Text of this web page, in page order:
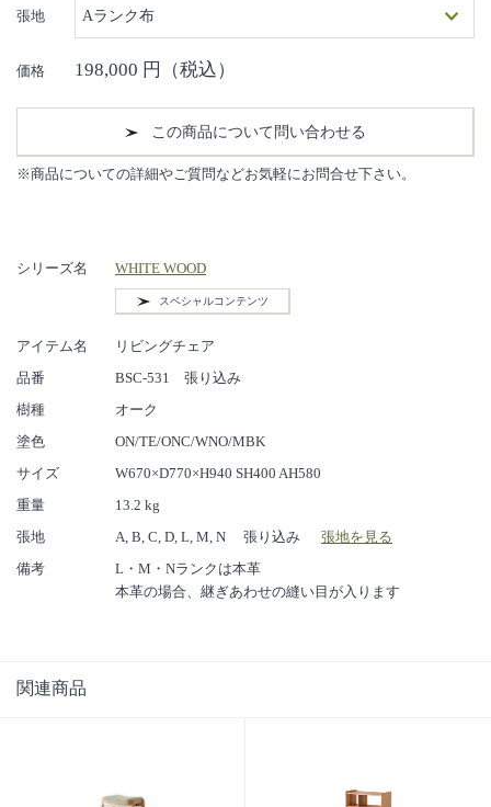
張地 Aランク布
価格 198,000 円（税込）
この商品について問い合わせる
※商品についての詳細やご質問などお気軽にお問合せ下さい。
シリーズ名 WHITE WOOD
スペシャルコンテンツ
アイテム名
リビングチェア
品番
BSC-531 張り込み
樹種
オーク
塗色
ON/TE/ONC/WNO/MBK
サイズ
W670×D770×H940 SH400 AH580
重量
13.2 kg
張地
A, B, C, D, L, M, N 張り込み
張地を見る
備考
L・M・Nランクは本革
本革の場合、継ぎあわせの縫い目が入ります
関連商品